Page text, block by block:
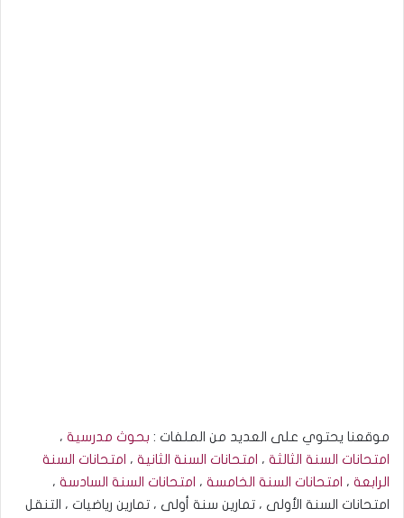
موقعنا يحتوي على العديد من الملفات : بحوث مدرسية ،
امتحانات السنة الثالثة ، امتحانات السنة الثانية ، امتحانات السنة
الرابعة ، امتحانات السنة الخامسة ، امتحانات السنة السادسة ،
امتحانات السنة الأولى ، تمارين سنة أولى ، تمارين رياضيات ، التنقل